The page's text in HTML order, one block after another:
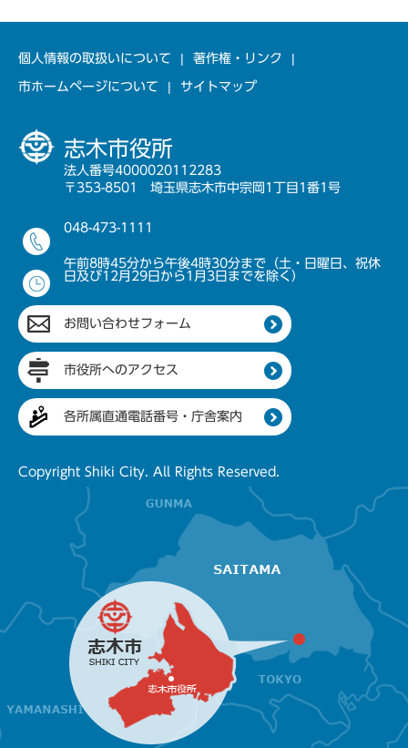
個人情報の取扱いについて 著作権・リンク
市ホームページについて サイトマップ
志木市役所
法人番号4000020112283
〒353-8501 埼玉県志木市中宗岡1丁目1番1号
048-473-1111
午前8時45分から午後4時30分まで（土・日曜日、祝休
日及び12月29日から1月3日までを除く）
お問い合わせフォーム
市役所へのアクセス
各所属直通電話番号・庁舎案内
Copyright Shiki City. All Rights Reserved.